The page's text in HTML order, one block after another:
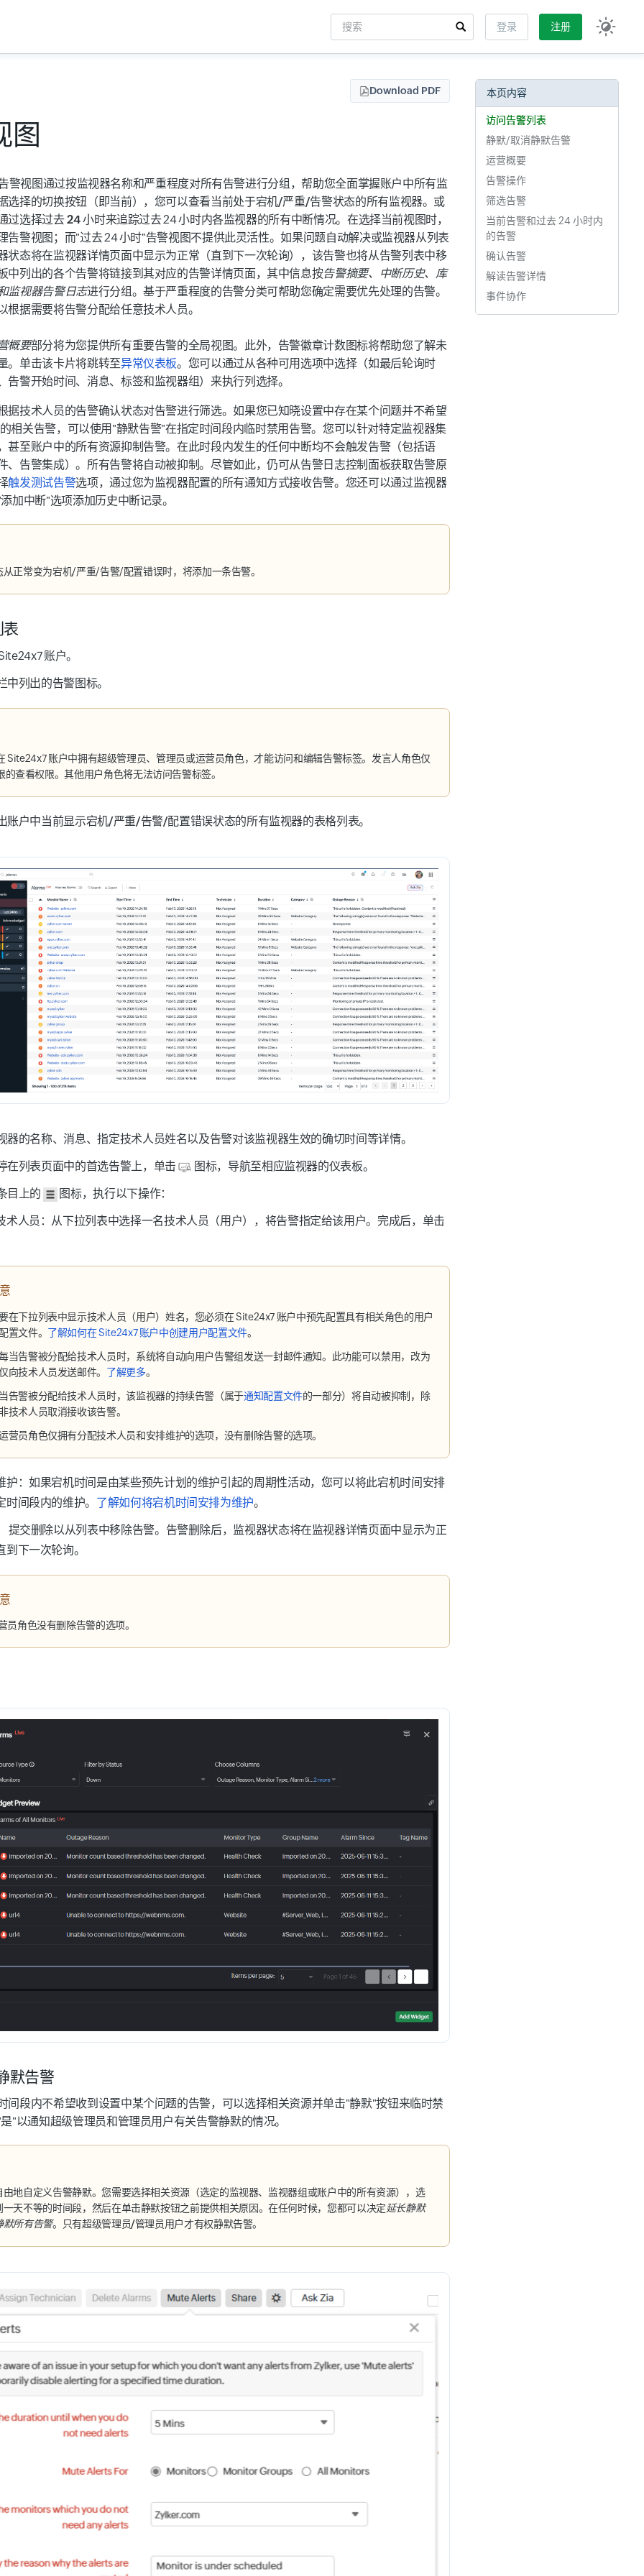
搜索
登录 注册
Download PDF
图
警视图通过按监视器名称和严重程度对所有告警进行分组，帮助您全面掌握账户中所有监
选择的切换按钮（即当前），您可以查看当前处于宕机/严重/告警状态的所有监视器。或
过选择过去 24 小时来追踪过去 24 小时内各监视器的所有中断情况。在选择当前视图时，
告警视图；而"过去 24 小时"告警视图不提供此灵活性。如果问题自动解决或监视器从列表
状态将在监视器详情页面中显示为正常 （直到下一次轮询），该告警也将从告警列表中移
中列出的各个告警将链接到其对应的告警详情页面，其中信息按告警摘要、中断历史、库
监视器告警日志进行分组。基于严重程度的告警分类可帮助您确定需要优先处理的告警。
根据需要将告警分配给任意技术人员。
概要部分将为您提供所有重要告警的全局视图。此外，告警徽章计数图标将帮助您了解未
。单击该卡片将跳转至异常仪表板。您可以通过从各种可用选项中选择（如最后轮询时
告警开始时间、消息、标签和监视器组）来执行列选择。
据技术人员的告警确认状态对告警进行筛选。如果您已知晓设置中存在某个问题并不希望
相关告警，可以使用"静默告警"在指定时间段内临时禁用告警。您可以针对特定监视器集
甚至账户中的所有资源抑制告警。在此时段内发生的任何中断均不会触发告警（包括语
、告警集成）。所有告警将自动被抑制。尽管如此，仍可从告警日志控制面板获取告警原
触发测试告警选项，通过您为监视器配置的所有通知方式接收告警。您还可以通过监视器
加中断"选项添加历史中断记录。
从正常变为宕机/严重/告警/配置错误时，将添加一条告警。
表
账户。
中列出的告警图标。
Site24x7 账户中拥有超级管理员、管理员或运营员角色，才能访问和编辑告警标签。 发言人角色仅
的查看权限。其他用户角色将无法访问告警标签。
账户中当前显示宕机/严重/告警/配置错误状态的所有监视器的表格列表。
器的名称、消息、指定技术人员姓名以及告警对该监视器生效的确切时间等详情。
在列表页面中的首选告警上，单击
图标，导航至相应监视器的仪表板。
目上的
图标，执行以下操作：
术人员： 从下拉列表中选择一名技术人员（用户）
，将告警指定给该用户。完成后，单击
在下拉列表中显示技术人员（用户）姓名，您必须在 Site24x7 账户中预先配置具有相关角色的用户
置文件。 了解如何在 Site24x7 账户中创建用户配置文件。
当告警被分配给技术人员时，系统将自动向用户告警组发送一封邮件通知。此功能可以禁用，改为
向技术人员发送邮件。 了解更多。
告警被分配给技术人员时，该监视器的持续告警（属于通知配置文件的一部分）将自动被抑制，除
技术人员取消接收该告警。
营员角色仅拥有分配技术人员和安排维护的选项，没有删除告警的选项。
护 ：如果宕机时间是由某些预先计划的维护引起的周期性活动，您可以将此宕机时间安排
时间段内的维护。 了解如何将宕机时间安排为维护。
提交删除以从列表中移除告警。告警删除后，监视器状态将在监视器详情页面中显示为正
到下一次轮询。
员角色没有删除告警的选项。
默告警
间段内不希望收到设置中某个问题的告警，可以选择相关资源并单击"静默"按钮来临时禁
"以通知超级管理员和管理员用户有关告警静默的情况。
由地自定义告警静默。您需要选择相关资源 （选定的监视器、监视器组或账户中的所有资源），选
一天不等的时间段，然后在单击静默按钮之前提供相关原因。在任何时候，您都可以决定延长静默
默所有告警。只有超级管理员/管理员用户才有权静默告警。
本页内容
访问告警列表
静默/取消静默告警
运营概要
告警操作
筛选告警
当前告警和过去 24 小时内
的告警
确认告警
解读告警详情
事件协作